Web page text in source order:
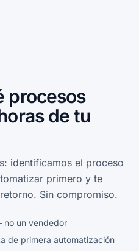
procesos
de tu
identificamos el proceso
primero y te
Sin compromiso.
no un vendedor
de primera automatización